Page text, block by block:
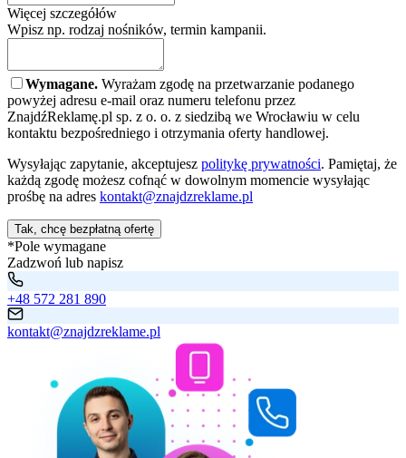
Więcej szczegółów
Wpisz np. rodzaj nośników, termin kampanii.
Wymagane. Wyrażam zgodę na przetwarzanie podanego
powyżej adresu e-mail oraz numeru telefonu przez
ZnajdźReklamę.pl sp. z o. o. z siedzibą we Wrocławiu w celu
kontaktu bezpośredniego i otrzymania oferty handlowej.
Wysyłając zapytanie, akceptujesz politykę prywatności. Pamiętaj, że
każdą zgodę możesz cofnąć w dowolnym momencie wysyłając
prośbę na adres kontakt@znajdzreklame.pl
Tak, chcę bezpłatną ofertę
*Pole wymagane
Zadzwoń lub napisz
+48 572 281 890
kontakt@znajdzreklame.pl